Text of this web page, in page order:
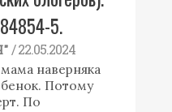
5.
/ 22.05.2024
наверняка
Потому
По